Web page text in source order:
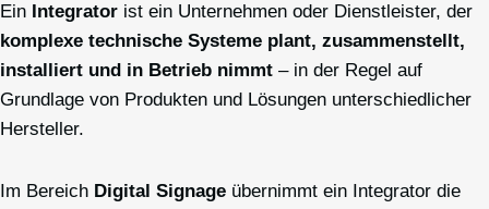
Ein Integrator ist ein Unternehmen oder Dienstleister, der
komplexe technische Systeme plant, zusammenstellt,
installiert und in Betrieb nimmt – in der Regel auf
Grundlage von Produkten und Lösungen unterschiedlicher
Hersteller.
Im Bereich Digital Signage übernimmt ein Integrator die